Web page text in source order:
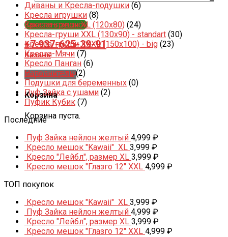
Заказать звонок
+7 937-625-39-91
Казань
Корзина /0₽
Корзина
Корзина пуста.
Диваны и Кресла-подушки (6)
Кресла игрушки (8)
Кресла-груши XL (120x80) (24)
Кресла-груши XXL (130x90) - standart (30)
Кресла-груши XXXL (150x100) - big (23)
Кресла-Мячи (7)
Кресло Панган (6)
Наполнитель (2)
Подушки для беременных (0)
Пуф Зайка с ушами (2)
Пуфик Кубик (7)
Последние
Пуф Зайка нейлон желтый 4,999 ₽
Кресло мешок "Kawaii" XL 3,999 ₽
Кресло "Лейбл", размер XL 3,999 ₽
Кресло мешок "Глазго 12" XXL 4,999 ₽
ТОП покупок
Кресло мешок "Kawaii" XL 3,999 ₽
Пуф Зайка нейлон желтый 4,999 ₽
Кресло "Лейбл", размер XL 3,999 ₽
Кресло мешок "Глазго 12" XXL 4,999 ₽